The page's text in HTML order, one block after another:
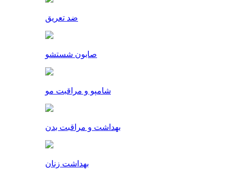
ضد تعریق
صابون شستشو
شامپو و مراقبت مو
بهداشت و مراقبت بدن
بهداشت زنان